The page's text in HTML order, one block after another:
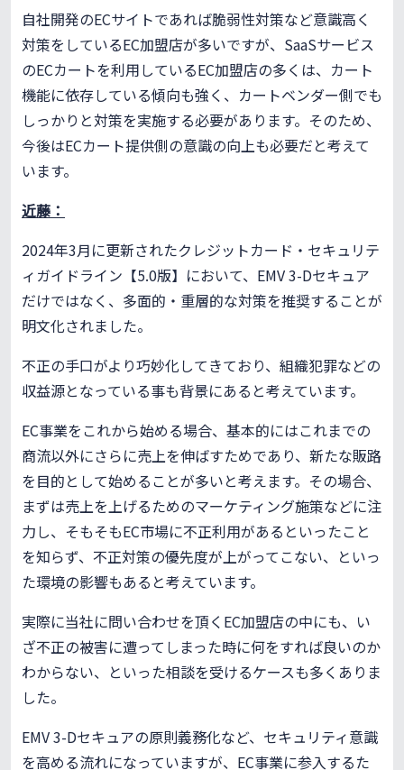
自社開発のECサイトであれば脆弱性対策など意識高く
対策をしているEC加盟店が多いですが、SaaSサービス
のECカートを利用しているEC加盟店の多くは、カート
機能に依存している傾向も強く、カートベンダー側でも
しっかりと対策を実施する必要があります。そのため、
今後はECカート提供側の意識の向上も必要だと考えて
います。
近藤：
2024年3月に更新されたクレジットカード・セキュリテ
ィガイドライン【5.0版】において、EMV 3-Dセキュア
だけではなく、多面的・重層的な対策を推奨することが
明文化されました。
不正の手口がより巧妙化してきており、組織犯罪などの
収益源となっている事も背景にあると考えています。
EC事業をこれから始める場合、基本的にはこれまでの
商流以外にさらに売上を伸ばすためであり、新たな販路
を目的として始めることが多いと考えます。その場合、
まずは売上を上げるためのマーケティング施策などに注
力し、そもそもEC市場に不正利用があるといったこと
を知らず、不正対策の優先度が上がってこない、といっ
た環境の影響もあると考えています。
実際に当社に問い合わせを頂くEC加盟店の中にも、い
ざ不正の被害に遭ってしまった時に何をすれば良いのか
わからない、といった相談を受けるケースも多くありま
した。
EMV 3-Dセキュアの原則義務化など、セキュリティ意識
を高める流れになっていますが、EC事業に参入するた